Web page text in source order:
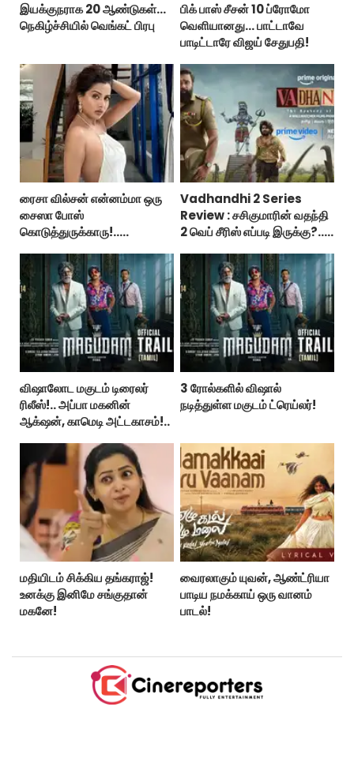
இயக்குநராக 20 ஆண்டுகள்...
நெகிழ்ச்சியில் வெங்கட் பிரபு
பிக் பாஸ் சீசன் 10 ப்ரோமோ
வெளியானது... பாட்டாவே
பாடிட்டாரே விஜய் சேதுபதி!
ரைசா வில்சன் என்னம்மா ஒரு
சைஸா போஸ்
கொடுத்துருக்காரு!..
Vadhandhi 2 Series
Review : சசிகுமாரின் வதந்தி
2 வெப் சீரிஸ் எப்படி இருக்கு?...
விஷாலோட மகுடம் டிரைலர்
ரிலீஸ்!.. அப்பா மகனின்
ஆக்‌ஷன், காமெடி அட்டகாசம்!..
3 ரோல்களில் விஷால்
நடித்துள்ள மகுடம் ட்ரெய்லர்!
மதியிடம் சிக்கிய தங்கராஜ்!
உனக்கு இனிமே சங்குதான்
மகனே!
வைரலாகும் யுவன், ஆண்ட்ரியா
பாடிய நமக்காய் ஒரு வானம்
பாடல்!